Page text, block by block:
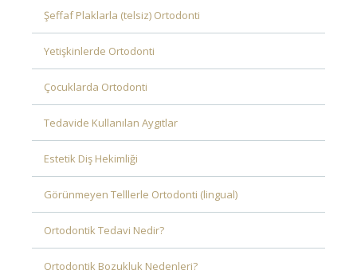
Şeffaf Plaklarla (telsiz) Ortodonti
Yetişkinlerde Ortodonti
Çocuklarda Ortodonti
Tedavide Kullanılan Aygıtlar
Estetik Diş Hekimliği
Görünmeyen Telllerle Ortodonti (lingual)
Ortodontik Tedavi Nedir?
Ortodontik Bozukluk Nedenleri?